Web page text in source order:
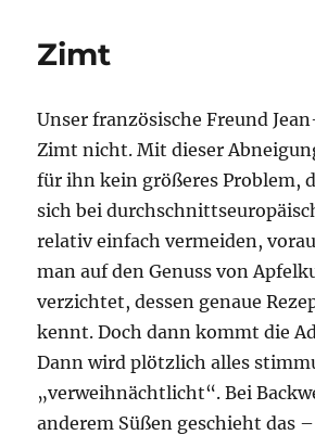
Zimt
Unser französische Freund
Zimt nicht. Mit dieser
für ihn kein größeres Problem,
sich bei
relativ einfach vermeiden,
man auf den Genuss von
verzichtet, dessen genaue
kennt. Doch dann kommt die
Dann wird plötzlich alles
„verweihnächtlicht“. Bei
anderem Süßen geschieht das